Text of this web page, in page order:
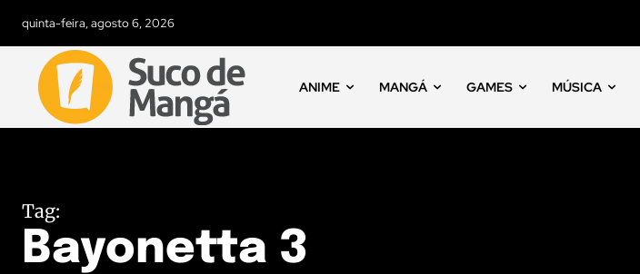
quinta-feira, agosto 6, 2026
ANIME MANGÁ GAMES MÚSICA
Tag:
Bayonetta 3